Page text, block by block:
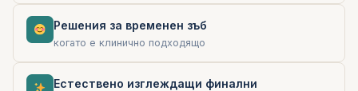
Решения за временен зъб
когато е клинично подходящо
Естествено изглеждащи финални